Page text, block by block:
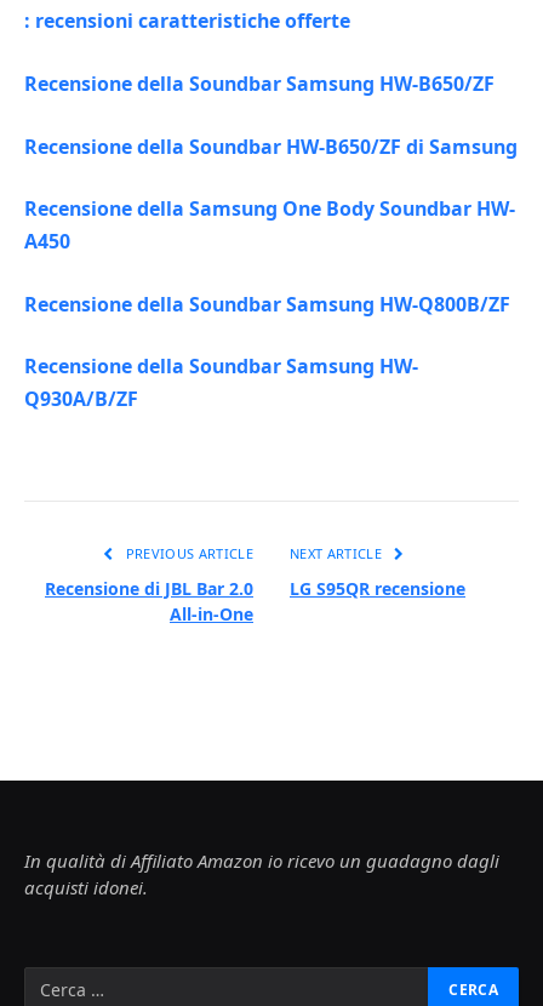
: recensioni caratteristiche offerte
Recensione della Soundbar Samsung HW-B650/ZF
Recensione della Soundbar HW-B650/ZF di Samsung
Recensione della Samsung One Body Soundbar HW-
A450
Recensione della Soundbar Samsung HW-Q800B/ZF
Recensione della Soundbar Samsung HW-
Q930A/B/ZF
PREVIOUS ARTICLE
Recensione di JBL Bar 2.0
All-in-One
NEXT ARTICLE
LG S95QR recensione
In qualità di Affiliato Amazon io ricevo un guadagno dagli
acquisti idonei.